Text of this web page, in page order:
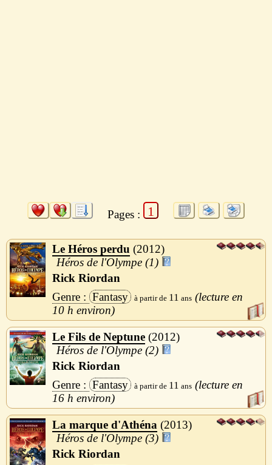
Pages : 1
Le Héros perdu
2012
Héros de l'Olympe (1)
Rick Riordan
Fantasy
11
10 h
Le Fils de Neptune 2012
Héros de l'Olympe (2)
Rick Riordan
Fantasy
11
16 h
La marque d'Athéna
2013
Héros de l'Olympe (3)
Rick Riordan